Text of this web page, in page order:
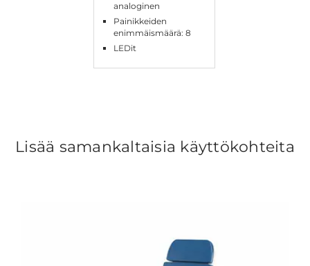
analoginen
Painikkeiden
enimmäismäärä: 8
LEDit
Lisää samankaltaisia käyttökohteita